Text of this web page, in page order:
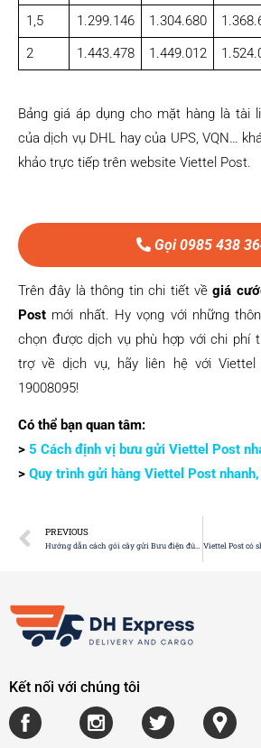
1,5
1.299.146 1.304.680
2
1.443.478 1.449.012
Bảng giá áp dụng cho mặt hàng là tài
của dịch vụ DHL hay của UPS, VQN…
khảo trực tiếp trên website Viettel Post.
Gọi 0985 438
Trên đây là thông tin chi tiết vềgiá
Post mới nhất. Hy vọng với những
chọn được dịch vụ phù hợp với chi phí
trợ về dịch vụ, hãy liên hệ với
19008095!
Có thể bạn quan tâm:
> 5 Cách định vị bưu gửi Viettel Post
> Quy trình gửi hàng Viettel Post
PREVIOUS
Kết nối với chúng tôi